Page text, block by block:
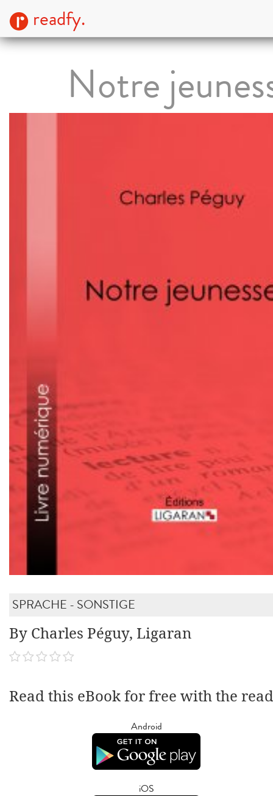
readfy.
Notre
SPRACHE - SONSTIGE
By Charles Péguy, Ligaran
Read this eBook for free with the
Android
iOS